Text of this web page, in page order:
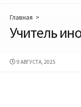
Главная >
Учитель
ДАТА
9 АВГУСТА, 2025